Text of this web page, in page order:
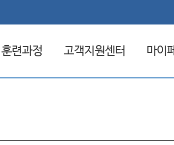
훈련과정 고객지원센터 마이